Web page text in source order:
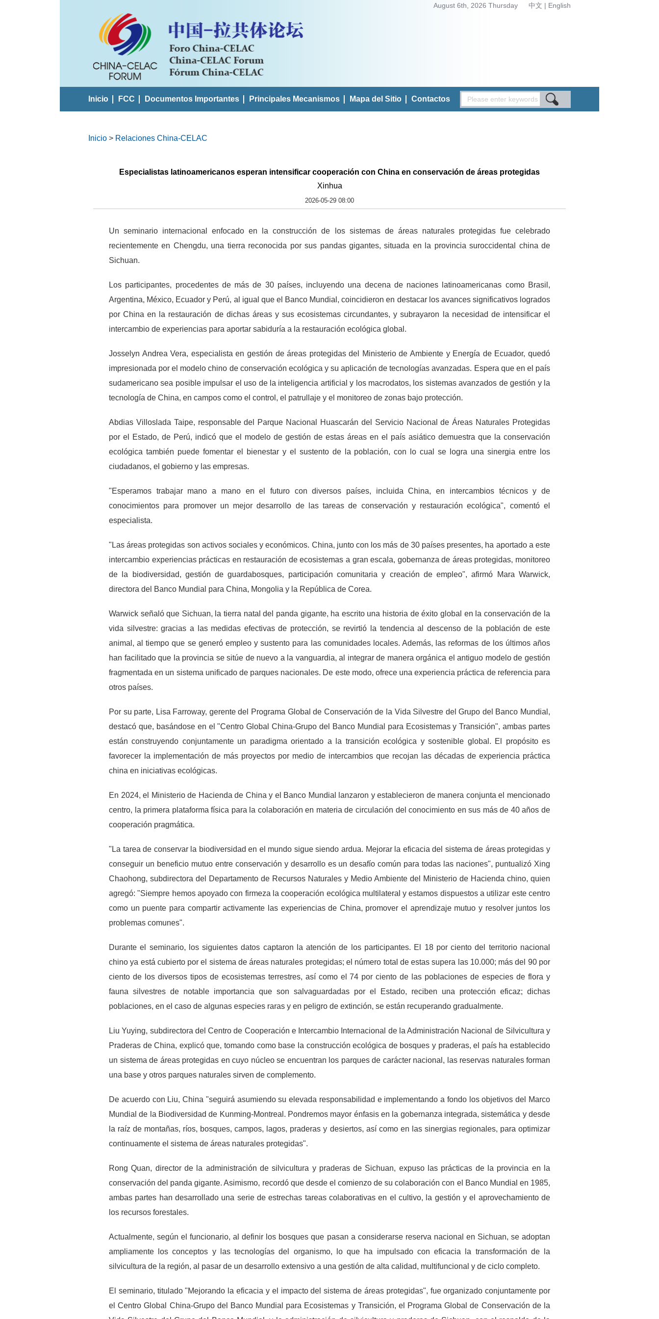
August 6th, 2026 Thursday 中文 | English
Inicio FCC Documentos Importantes Principales Mecanismos Mapa del Sitio Contactos
Inicio > Relaciones China-CELAC
Especialistas latinoamericanos esperan intensificar cooperación con China en conservación de áreas protegidas
Xinhua
2026-05-29 08:00
Un seminario internacional enfocado en la construcción de los sistemas de áreas naturales protegidas fue celebrado
recientemente en Chengdu, una tierra reconocida por sus pandas gigantes, situada en la provincia suroccidental china de
Sichuan.
Los participantes, procedentes de más de 30 países, incluyendo una decena de naciones latinoamericanas como Brasil,
Argentina, México, Ecuador y Perú, al igual que el Banco Mundial, coincidieron en destacar los avances significativos logrados
por China en la restauración de dichas áreas y sus ecosistemas circundantes, y subrayaron la necesidad de intensificar el
intercambio de experiencias para aportar sabiduría a la restauración ecológica global.
Josselyn Andrea Vera, especialista en gestión de áreas protegidas del Ministerio de Ambiente y Energía de Ecuador, quedó
impresionada por el modelo chino de conservación ecológica y su aplicación de tecnologías avanzadas. Espera que en el país
sudamericano sea posible impulsar el uso de la inteligencia artificial y los macrodatos, los sistemas avanzados de gestión y la
tecnología de China, en campos como el control, el patrullaje y el monitoreo de zonas bajo protección.
Abdias Villoslada Taipe, responsable del Parque Nacional Huascarán del Servicio Nacional de Áreas Naturales Protegidas
por el Estado, de Perú, indicó que el modelo de gestión de estas áreas en el país asiático demuestra que la conservación
ecológica también puede fomentar el bienestar y el sustento de la población, con lo cual se logra una sinergia entre los
ciudadanos, el gobierno y las empresas.
"Esperamos trabajar mano a mano en el futuro con diversos países, incluida China, en intercambios técnicos y de
conocimientos para promover un mejor desarrollo de las tareas de conservación y restauración ecológica", comentó el
especialista.
"Las áreas protegidas son activos sociales y económicos. China, junto con los más de 30 países presentes, ha aportado a este
intercambio experiencias prácticas en restauración de ecosistemas a gran escala, gobernanza de áreas protegidas, monitoreo
de la biodiversidad, gestión de guardabosques, participación comunitaria y creación de empleo", afirmó Mara Warwick,
directora del Banco Mundial para China, Mongolia y la República de Corea.
Warwick señaló que Sichuan, la tierra natal del panda gigante, ha escrito una historia de éxito global en la conservación de la
vida silvestre: gracias a las medidas efectivas de protección, se revirtió la tendencia al descenso de la población de este
animal, al tiempo que se generó empleo y sustento para las comunidades locales. Además, las reformas de los últimos años
han facilitado que la provincia se sitúe de nuevo a la vanguardia, al integrar de manera orgánica el antiguo modelo de gestión
fragmentada en un sistema unificado de parques nacionales. De este modo, ofrece una experiencia práctica de referencia para
otros países.
Por su parte, Lisa Farroway, gerente del Programa Global de Conservación de la Vida Silvestre del Grupo del Banco Mundial,
destacó que, basándose en el "Centro Global China-Grupo del Banco Mundial para Ecosistemas y Transición", ambas partes
están construyendo conjuntamente un paradigma orientado a la transición ecológica y sostenible global. El propósito es
favorecer la implementación de más proyectos por medio de intercambios que recojan las décadas de experiencia práctica
china en iniciativas ecológicas.
En 2024, el Ministerio de Hacienda de China y el Banco Mundial lanzaron y establecieron de manera conjunta el mencionado
centro, la primera plataforma física para la colaboración en materia de circulación del conocimiento en sus más de 40 años de
cooperación pragmática.
"La tarea de conservar la biodiversidad en el mundo sigue siendo ardua. Mejorar la eficacia del sistema de áreas protegidas y
conseguir un beneficio mutuo entre conservación y desarrollo es un desafío común para todas las naciones", puntualizó Xing
Chaohong, subdirectora del Departamento de Recursos Naturales y Medio Ambiente del Ministerio de Hacienda chino, quien
agregó: "Siempre hemos apoyado con firmeza la cooperación ecológica multilateral y estamos dispuestos a utilizar este centro
como un puente para compartir activamente las experiencias de China, promover el aprendizaje mutuo y resolver juntos los
problemas comunes".
Durante el seminario, los siguientes datos captaron la atención de los participantes. El 18 por ciento del territorio nacional
chino ya está cubierto por el sistema de áreas naturales protegidas; el número total de estas supera las 10.000; más del 90 por
ciento de los diversos tipos de ecosistemas terrestres, así como el 74 por ciento de las poblaciones de especies de flora y
fauna silvestres de notable importancia que son salvaguardadas por el Estado, reciben una protección eficaz; dichas
poblaciones, en el caso de algunas especies raras y en peligro de extinción, se están recuperando gradualmente.
Liu Yuying, subdirectora del Centro de Cooperación e Intercambio Internacional de la Administración Nacional de Silvicultura y
Praderas de China, explicó que, tomando como base la construcción ecológica de bosques y praderas, el país ha establecido
un sistema de áreas protegidas en cuyo núcleo se encuentran los parques de carácter nacional, las reservas naturales forman
una base y otros parques naturales sirven de complemento.
De acuerdo con Liu, China "seguirá asumiendo su elevada responsabilidad e implementando a fondo los objetivos del Marco
Mundial de la Biodiversidad de Kunming-Montreal. Pondremos mayor énfasis en la gobernanza integrada, sistemática y desde
la raíz de montañas, ríos, bosques, campos, lagos, praderas y desiertos, así como en las sinergias regionales, para optimizar
continuamente el sistema de áreas naturales protegidas".
Rong Quan, director de la administración de silvicultura y praderas de Sichuan, expuso las prácticas de la provincia en la
conservación del panda gigante. Asimismo, recordó que desde el comienzo de su colaboración con el Banco Mundial en 1985,
ambas partes han desarrollado una serie de estrechas tareas colaborativas en el cultivo, la gestión y el aprovechamiento de
los recursos forestales.
Actualmente, según el funcionario, al definir los bosques que pasan a considerarse reserva nacional en Sichuan, se adoptan
ampliamente los conceptos y las tecnologías del organismo, lo que ha impulsado con eficacia la transformación de la
silvicultura de la región, al pasar de un desarrollo extensivo a una gestión de alta calidad, multifuncional y de ciclo completo.
El seminario, titulado "Mejorando la eficacia y el impacto del sistema de áreas protegidas", fue organizado conjuntamente por
el Centro Global China-Grupo del Banco Mundial para Ecosistemas y Transición, el Programa Global de Conservación de la